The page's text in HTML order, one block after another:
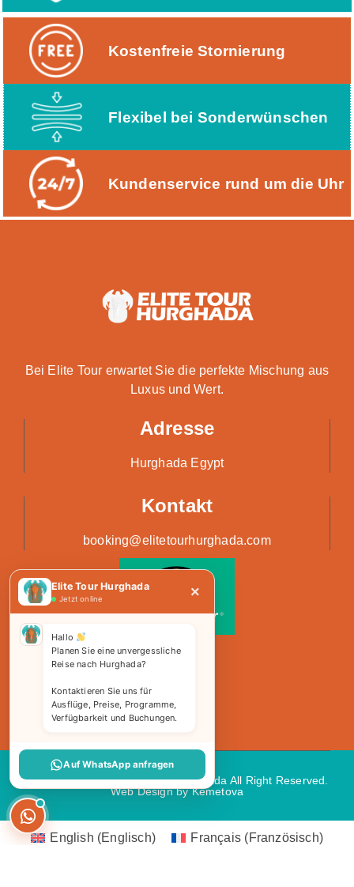
Elite Tour Hurghada
Jetzt online ×
Hallo
Planen Sie eine unvergessliche
Reise nach Hurghada?
Kontaktieren Sie uns für
Ausflüge, Preise, Programme,
Verfügbarkeit und Buchungen.
Auf WhatsApp anfragen
Kostenfreie Stornierung
Flexibel bei Sonderwünschen
Kundenservice rund um die Uhr
Bei Elite Tour erwartet Sie die perfekte Mischung aus
Luxus und Wert.
Adresse
Hurghada Egypt
Kontakt
booking@elitetourhurghada.com
Copyright 2026 © Elite Tours Hurghada All Right Reserved.
Web Designby Kemetova
English (Englisch) Français (Französisch)